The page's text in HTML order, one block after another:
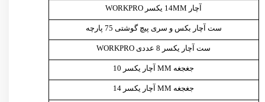
آچار 14MM یکسر WORKPRO
ست آچار بکس و سری پیچ گوشتی 75 پارچه
ست آچار یکسر 8 عددی WORKPRO
جغجغه MM آچار یکسر 10
جغجغه MM آچار یکسر 14